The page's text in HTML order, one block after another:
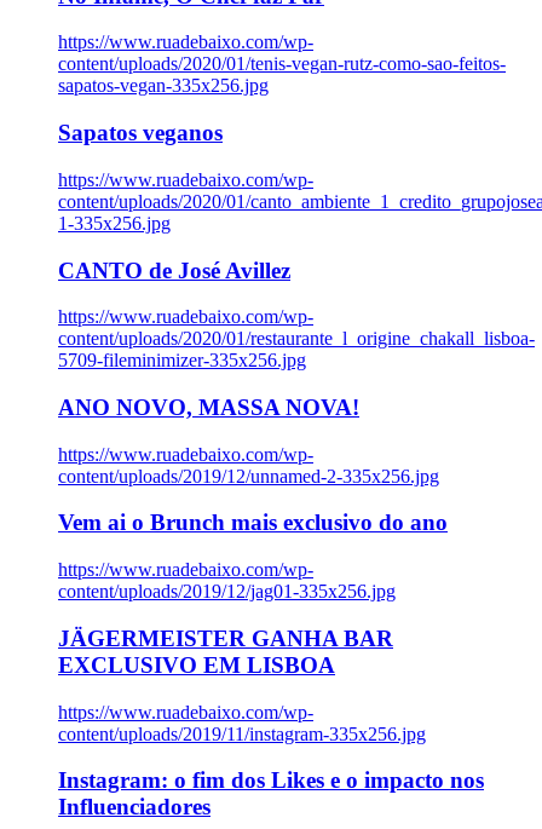
https://www.ruadebaixo.com/wp-
content/uploads/2020/01/tenis-vegan-rutz-como-sao-feitos-
sapatos-vegan-335x256.jpg
Sapatos veganos
https://www.ruadebaixo.com/wp-
content/uploads/2020/01/
1-335x256.jpg
CANTO de José Avillez
https://www.ruadebaixo.com/wp-
content/uploads/2020/01/restaurante_l_origine_chakall_lisboa-
5709-fileminimizer-335x256.jpg
ANO NOVO, MASSA NOVA!
https://www.ruadebaixo.com/wp-
content/uploads/2019/12/unnamed-2-335x256.jpg
Vem ai o Brunch mais exclusivo do ano
https://www.ruadebaixo.com/wp-
content/uploads/2019/12/jag01-335x256.jpg
JÄGERMEISTER GANHA BAR
EXCLUSIVO EM LISBOA
https://www.ruadebaixo.com/wp-
content/uploads/2019/11/instagram-335x256.jpg
Instagram: o fim dos Likes e o impacto nos
Influenciadores